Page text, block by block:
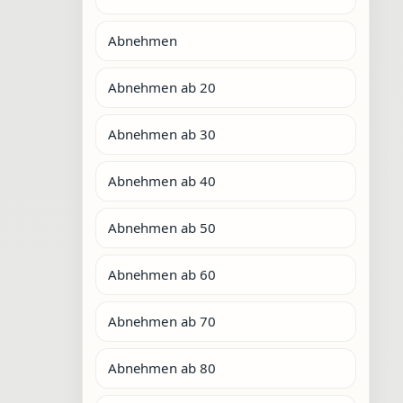
Abnehmen
Abnehmen ab 20
Abnehmen ab 30
Abnehmen ab 40
Abnehmen ab 50
Abnehmen ab 60
Abnehmen ab 70
Abnehmen ab 80